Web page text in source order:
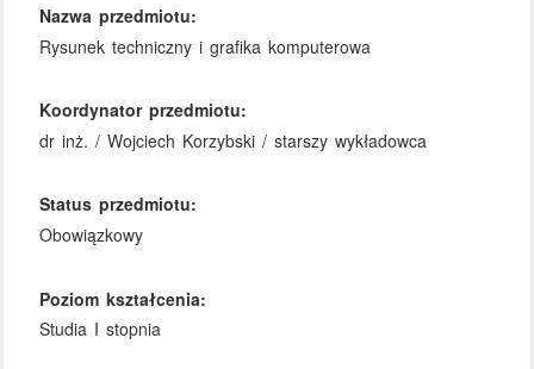
Nazwa przedmiotu:
Rysunek techniczny i grafika komputerowa
Koordynator przedmiotu:
dr inż. / Wojciech Korzybski / starszy wykładowca
Status przedmiotu:
Obowiązkowy
Poziom kształcenia:
Studia I stopnia